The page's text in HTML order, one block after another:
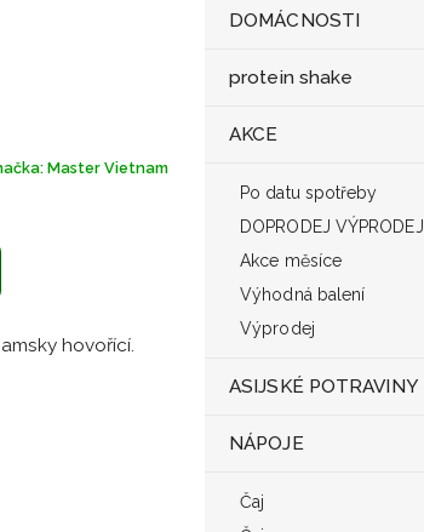
DOMÁCNOSTI
protein shake
AKCE
Po datu spotřeby
DOPRODEJ VÝPRODEJ
Akce měsíce
Výhodná balení
Výprodej
ASIJSKÉ POTRAVINY
NÁPOJE
Čaj
Master Vietnam
hovořící.